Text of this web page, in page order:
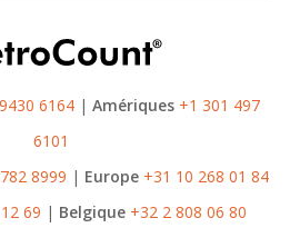
6164| Amériques +1 301 497
6101
8999 | Europe +31 10 268 01 84
69 | Belgique +32 2 808 06 80